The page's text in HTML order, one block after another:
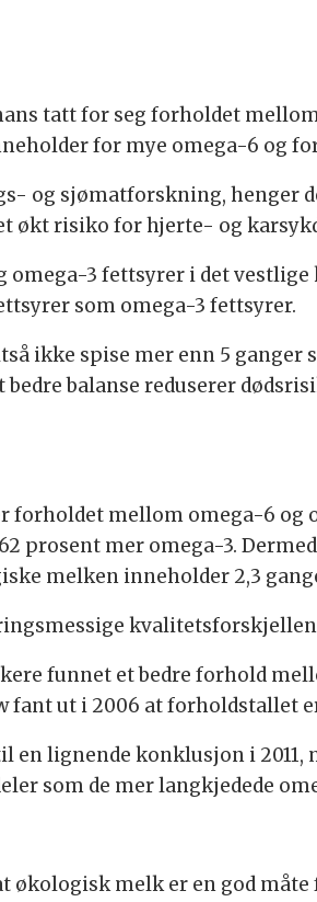
tatt for seg forholdet
for mye omega-6 og
og sjømatforskning, henger
økt risiko for hjerte- og
3 fettsyrer i det vestlige
som omega-3 fettsyrer.
ikke spise mer enn 5
balanse reduserer
forholdet mellom omega-6 og
prosent mer omega-3.
melken inneholder 2,3
funnet et bedre forhold
ut i 2006 at forholdstallet
en lignende konklusjon i
som de mer langkjedede
økologisk melk er en god